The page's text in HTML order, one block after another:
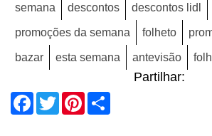
semana descontos descontos lidl
promoções da semana folheto
bazar esta semana antevisão
Partilhar:
Facebook
TwitterPinterest